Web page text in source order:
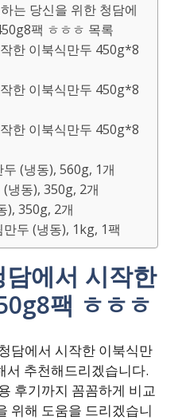
는 당신을 위한 청담에
팩 ㅎㅎㅎ 목록
한 이북식만두 450g*8
한 이북식만두 450g*8
한 이북식만두 450g*8
(냉동), 560g, 1개
냉동), 350g, 2개
), 350g, 2개
두 (냉동), 1kg, 1팩
에서 시작한
팩 ㅎㅎㅎ
담에서 시작한 이북식만
추천해드리겠습니다.
후기까지 꼼꼼하게 비교
위해 도움을 드리겠습니